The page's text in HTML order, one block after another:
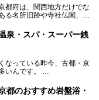
てきたこの2軒の銭湯とと
事です。
都府は、関西地方だけでな
る名所旧跡や寺社仏閣、そ
在おすすめのスーパー銭
泉施設まで、好みのスーパ
泉・スパ・スーパー銭
なっている昨今、古都・京
いんです。
いですが、さまざまなサウ
都のおすすめ岩盤浴・